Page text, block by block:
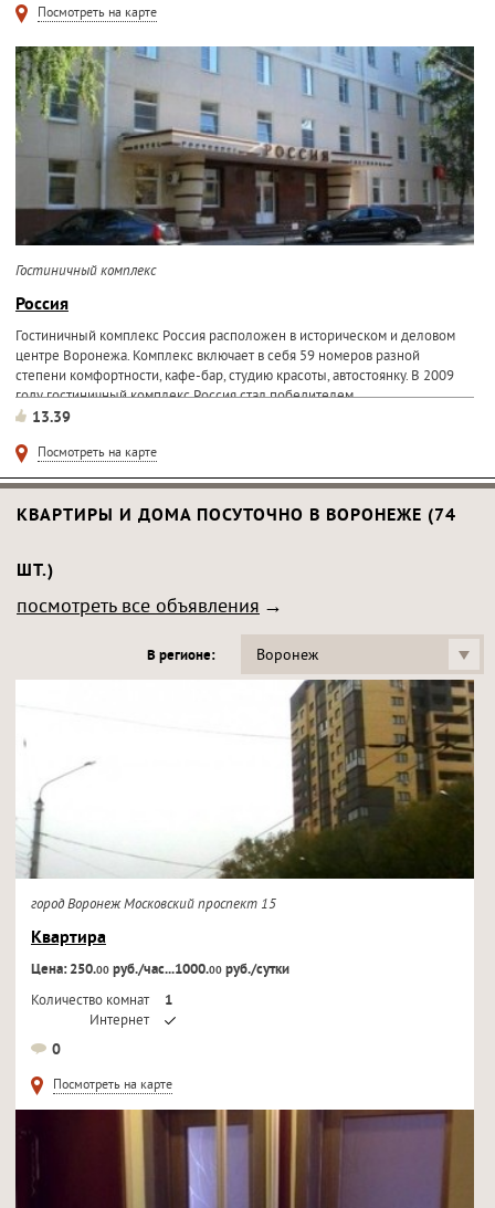
Посмотреть на карте
Гостиничный комплекс
Россия
Гостиничный комплекс Россия расположен в историческом и деловом
центре Воронежа. Комплекс включает в себя 59 номеров разной
степени комфортности, кафе-бар, студию красоты, автостоянку. В 2009
году гостиничный комплекс Россия стал победителем...
13.39
Посмотреть на карте
КВАРТИРЫ И ДОМА ПОСУТОЧНО В ВОРОНЕЖЕ (74
ШТ.)
посмотреть все объявления
В регионе: Воронеж
город Воронеж Московский проспект 15
Квартира
Цена: 250.00руб./час...1000.00руб./сутки
Количество комнат
1
Интернет
0
Посмотреть на карте